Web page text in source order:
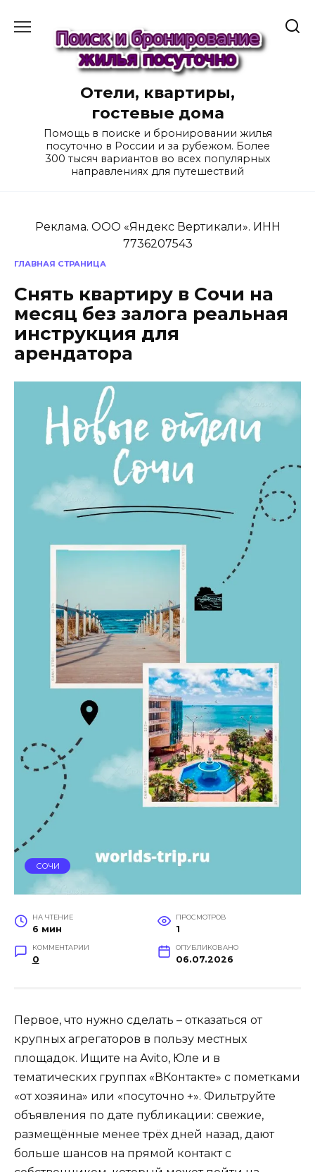
содержанию
Отели, квартиры,
гостевые дома
Помощь в поиске и бронировании жилья
посуточно в России и за рубежом. Более
300 тысяч вариантов во всех популярных
направлениях для путешествий
Реклама. ООО «Яндекс Вертикали». ИНН
7736207543
ГЛАВНАЯ СТРАНИЦА
Снять квартиру в Сочи на
месяц без залога реальная
инструкция для
арендатора
СОЧИ
НА ЧТЕНИЕ
6 мин
ПРОСМОТРОВ
1
КОММЕНТАРИИ
0
ОПУБЛИКОВАНО
06.07.2026
Первое, что нужно сделать – отказаться от
крупных агрегаторов в пользу местных
площадок. Ищите на Avito, Юле и в
тематических группах «ВКонтакте» с пометками
«от хозяина» или «посуточно +». Фильтруйте
объявления по дате публикации: свежие,
размещённые менее трёх дней назад, дают
больше шансов на прямой контакт с